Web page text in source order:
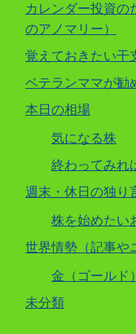
カレンダー投資の
のアノマリー）
覚えておきたい干
ベテランママが勧
本日の相場
気になる株
終わってみれ
週末・休日の独り
株を始めたい
世界情勢（記事や
金（ゴールド
未分類